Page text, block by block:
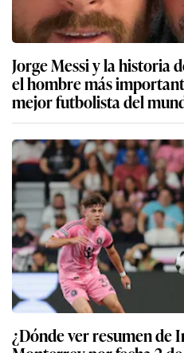
Jorge Messi y la historia
el hombre más
mejor futbolista del
¿Dónde ver resumen de